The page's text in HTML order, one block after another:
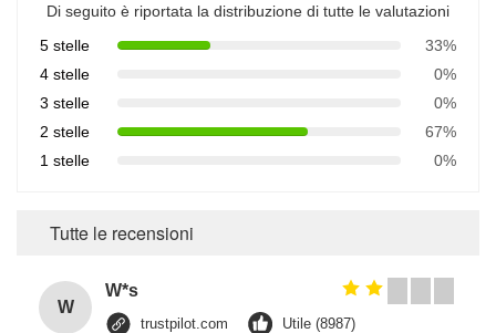
Di seguito è riportata la distribuzione di tutte le valutazioni
5 stelle
33%
4 stelle
0%
3 stelle
0%
2 stelle
67%
1 stelle
0%
Tutte le recensioni
W
W*s
trustpilot.com Utile (8987)